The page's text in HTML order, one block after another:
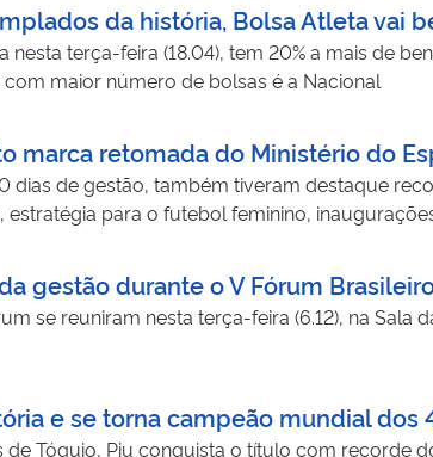
da história, Bolsa Atleta vai
nesta terça-feira (18.04), tem 20% a mais de
maior número de bolsas é a Nacional
marca retomada do Ministério do
dias de gestão, também tiveram destaque
para o futebol feminino,
gestão durante o V Fórum
se reuniram nesta terça-feira (6.12), na Sala
e se torna campeão mundial
de Tóquio, Piu conquista o título com recorde